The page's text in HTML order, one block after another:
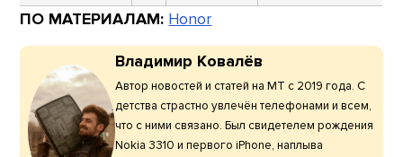
ПО МАТЕРИАЛАМ: Honor
Владимир Ковалёв
Автор новостей и статей на МТ с 2019 года. С
детства страстно увлечён телефонами и всем,
что с ними связано. Был свидетелем рождения
Nokia 3310 и первого iPhone, наплыва